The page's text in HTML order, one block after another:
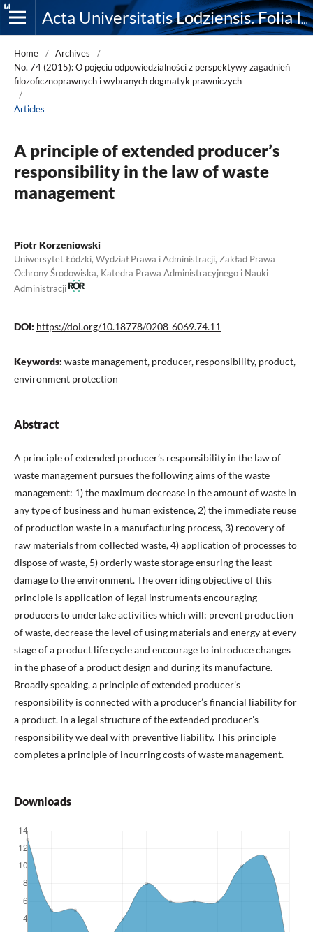
Acta Universitatis Lodziensis. Folia Iuridica
Home / Archives
/
No. 74 (2015): O pojęciu odpowiedzialności z perspektywy zagadnień
filozoficznoprawnych i wybranych dogmatyk prawniczych
/
Articles
A principle of extended producer’s
responsibility in the law of waste
management
Piotr Korzeniowski
Uniwersytet Łódzki, Wydział Prawa i Administracji, Zakład Prawa
Ochrony Środowiska, Katedra Prawa Administracyjnego i Nauki
Administracji
DOI: https://doi.org/10.18778/0208-6069.74.11
Keywords: waste management, producer, responsibility, product,
environment protection
Abstract
A principle of extended producer’s responsibility in the law of
waste management pursues the following aims of the waste
management: 1) the maximum decrease in the amount of waste in
any type of business and human existence, 2) the immediate reuse
of production waste in a manufacturing process, 3) recovery of
raw materials from collected waste, 4) application of processes to
dispose of waste, 5) orderly waste storage ensuring the least
damage to the environment. The overriding objective of this
principle is application of legal instruments encouraging
producers to undertake activities which will: prevent production
of waste, decrease the level of using materials and energy at every
stage of a product life cycle and encourage to introduce changes
in the phase of a product design and during its manufacture.
Broadly speaking, a principle of extended producer’s
responsibility is connected with a producer’s financial liability for
a product. In a legal structure of the extended producer’s
responsibility we deal with preventive liability. This principle
completes a principle of incurring costs of waste management.
Downloads